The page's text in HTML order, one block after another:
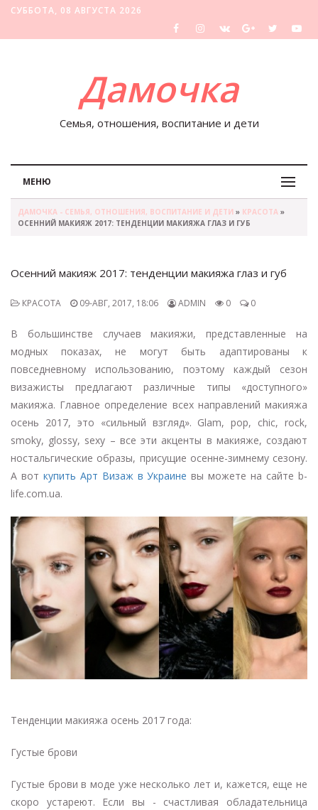
СУББОТА, 08 АВГУСТА 2026
Дамочка
Семья, отношения, воспитание и дети
МЕНЮ
ДАМОЧКА - СЕМЬЯ, ОТНОШЕНИЯ, ВОСПИТАНИЕ И ДЕТИ » КРАСОТА »
ОСЕННИЙ МАКИЯЖ 2017: ТЕНДЕНЦИИ МАКИЯЖА ГЛАЗ И ГУБ
Осенний макияж 2017: тенденции макияжа глаз и губ
КРАСОТА 09-АВГ, 2017, 18:06 ADMIN 0 0
В большинстве случаев макияжи, представленные на
модных показах, не могут быть адаптированы к
повседневному использованию, поэтому каждый сезон
визажисты предлагают различные типы «доступного»
макияжа. Главное определение всех направлений макияжа
осень 2017, это «сильный взгляд». Glam, pop, chic, rock,
smoky, glossy, sexy – все эти акценты в макияже, создают
ностальгические образы, присущие осенне-зимнему сезону.
А вот купить Арт Визаж в Украине вы можете на сайте b-
life.com.ua.
Тенденции макияжа осень 2017 года:
Густые брови
Густые брови в моде уже несколько лет и, кажется, еще не
скоро устареют. Если вы - счастливая обладательница